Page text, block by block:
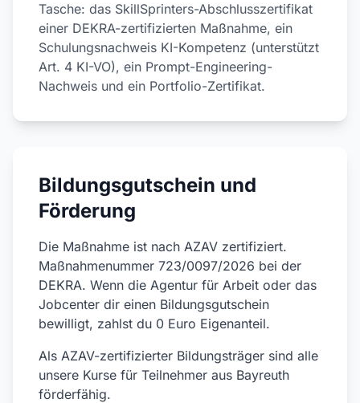
Tasche: das SkillSprinters-Abschlusszertifikat
einer DEKRA-zertifizierten Maßnahme, ein
Schulungsnachweis KI-Kompetenz (unterstützt
Art. 4 KI-VO), ein Prompt-Engineering-
Nachweis und ein Portfolio-Zertifikat.
Bildungsgutschein und
Förderung
Die Maßnahme ist nach AZAV zertifiziert.
Maßnahmenummer 723/0097/2026 bei der
DEKRA. Wenn die Agentur für Arbeit oder das
Jobcenter dir einen Bildungsgutschein
bewilligt, zahlst du 0 Euro Eigenanteil.
Als AZAV-zertifizierter Bildungsträger sind alle
unsere Kurse für Teilnehmer aus Bayreuth
förderfähig.